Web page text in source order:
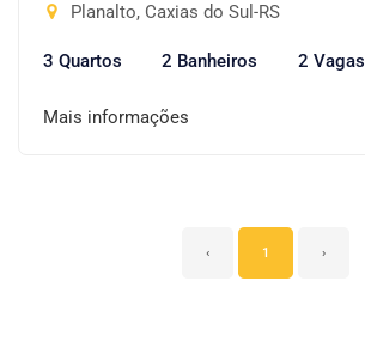
Planalto, Caxias do Sul-RS
3 Quartos 2 Banheiros 2 Vagas
Mais informações
‹ 1 ›